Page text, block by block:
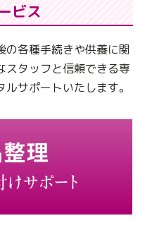
ビス
の各種手続きや供養に関
スタッフと信頼できる専
サポートいたします。